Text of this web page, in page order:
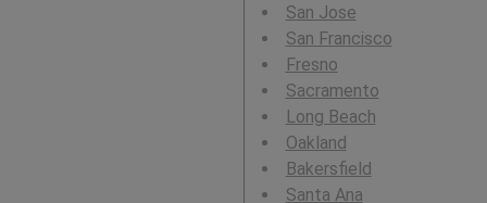
San Jose
San Francisco
Fresno
Sacramento
Long Beach
Oakland
Bakersfield
Santa Ana